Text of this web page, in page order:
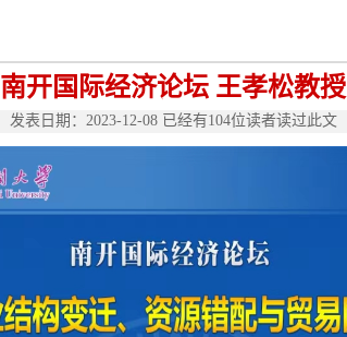
南开国际经济论坛 王孝松教授
发表日期：2023-12-08 已经有104位读者读过此文